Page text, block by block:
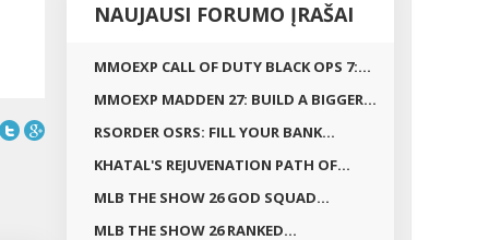
NAUJAUSI FORUMO ĮRAŠAI
MMOEXP CALL OF DUTY BLACK OPS 7:...
MMOEXP MADDEN 27: BUILD A BIGGER...
RSORDER OSRS: FILL YOUR BANK...
KHATAL'S REJUVENATION PATH OF...
MLB THE SHOW 26 GOD SQUAD...
MLB THE SHOW 26 RANKED...